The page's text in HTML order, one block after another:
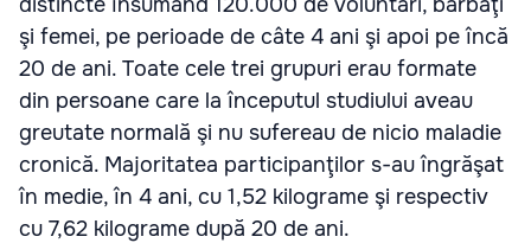
şi femei, pe perioade de câte 4 ani şi apoi pe încă
20 de ani. Toate cele trei grupuri erau formate
din persoane care la începutul studiului aveau
greutate normală şi nu sufereau de nicio maladie
cronică. Majoritatea participanţilor s-au îngrăşat
în medie, în 4 ani, cu 1,52 kilograme şi respectiv
cu 7,62 kilograme după 20 de ani.